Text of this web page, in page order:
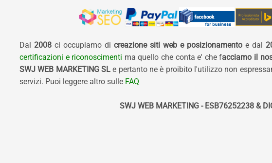
Dal 2008ci occupiamo di creazione siti web e posizionamentoe dal
certificazioni e riconoscimenti ma quello che conta e' che facciamo il
SWJ WEB MARKETING SLe pertanto ne è proibito l'utilizzo non
servizi. Puoi leggere altro sulle FAQ
SWJ WEB MARKETING - ESB76252238 &